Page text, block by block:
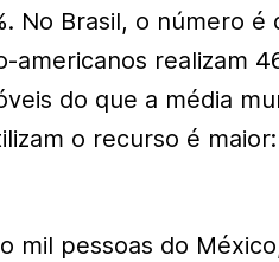
No Brasil, o número é
americanos realizam
do que a média
o recurso é maior:
mil pessoas do